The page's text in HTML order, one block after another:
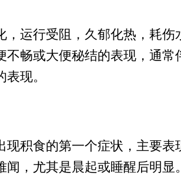
，运行受阻，久郁化热，耗伤
不畅或大便秘结的表现，通常
现。
现积食的第一个症状，主要表
闻，尤其是晨起或睡醒后明显